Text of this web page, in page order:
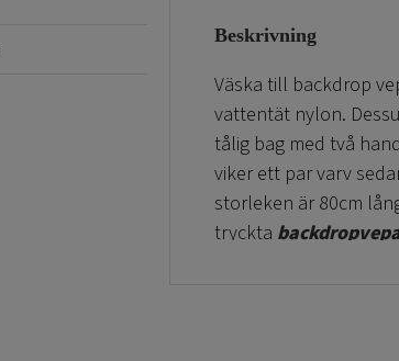
Beskrivning
Väska till backdrop
vattentät nylon.
tålig bag med två
viker ett par varv
storleken är 80cm
tryckta